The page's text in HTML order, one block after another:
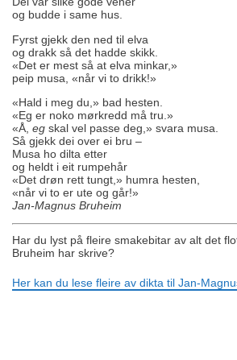
og budde i same hus.
Fyrst gjekk den ned til elva
og drakk så det hadde skikk.
«Det er mest så at elva minkar,»
peip musa, «når vi to drikk!»
«Hald i meg du,» bad hesten.
«Eg er noko mørkredd må tru.»
«Å, eg skal vel passe deg,» svara musa.
Så gjekk dei over ei bru –
Musa ho dilta etter
og heldt i eit rumpehår
«Det drøn rett tungt,» humra hesten,
«når vi to er ute og går!»
Jan-Magnus Bruheim
Har du lyst på fleire smakebitar av alt det
Bruheim har skrive?
Her kan du lese fleire av dikta til Jan-